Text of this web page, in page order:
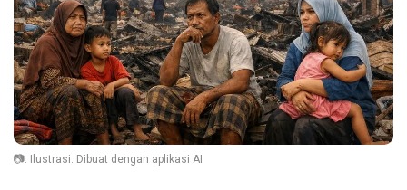
📷: Ilustrasi. Dibuat dengan aplikasi AI